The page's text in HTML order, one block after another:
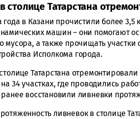
столице Татарстана
года в Казани прочистили более
машин – они помогают
мусора, а также прочищать
Исполкома города.
Татарстана
34 участках, где проводились
восстановили ливневки
ливневок в столице